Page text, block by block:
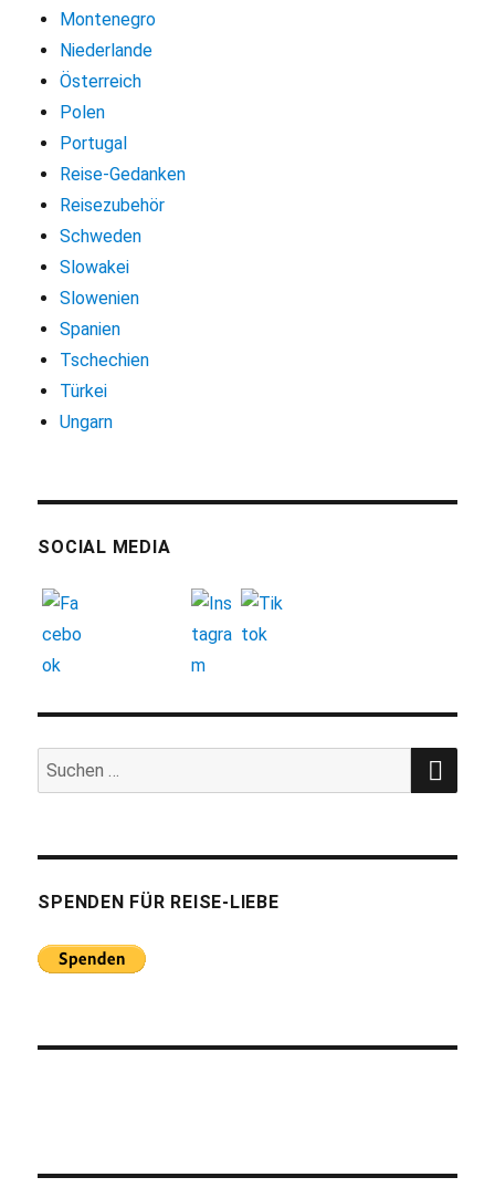
Montenegro
Niederlande
Österreich
Polen
Portugal
Reise-Gedanken
Reisezubehör
Schweden
Slowakei
Slowenien
Spanien
Tschechien
Türkei
Ungarn
SOCIAL MEDIA
Suchen
nach:
SPENDEN FÜR REISE-LIEBE